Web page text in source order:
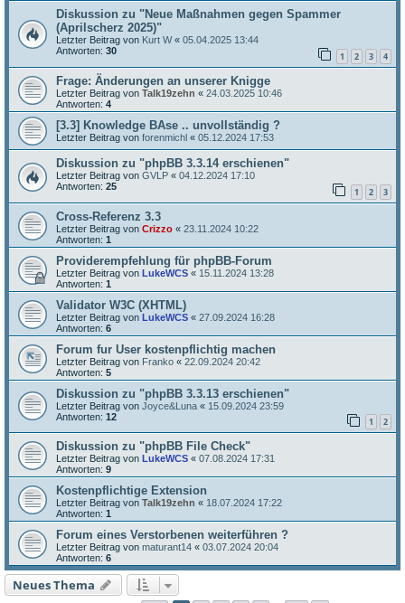
Diskussion zu "Neue Maßnahmen gegen Spammer
(Aprilscherz 2025)"
Letzter Beitrag von Kurt W« 05.04.2025 13:44
Antworten: 30 1 2 3 4
Frage: Änderungen an unserer Knigge
Letzter Beitrag von Talk19zehn « 24.03.2025 10:46
Antworten: 4
[3.3] Knowledge BAse .. unvollständig ?
Letzter Beitrag von forenmichl « 05.12.2024 17:53
Diskussion zu "phpBB 3.3.14 erschienen"
Letzter Beitrag von GVLP « 04.12.2024 17:10
Antworten: 25 1 2 3
Cross-Referenz 3.3
Letzter Beitrag von Crizzo « 23.11.2024 10:22
Antworten: 1
Providerempfehlung für phpBB-Forum
Letzter Beitrag von LukeWCS « 15.11.2024 13:28
Antworten: 1
Validator W3C (XHTML)
Letzter Beitrag von LukeWCS « 27.09.2024 16:28
Antworten: 6
Forum fur User kostenpflichtig machen
Letzter Beitrag von Franko « 22.09.2024 20:42
Antworten: 5
Diskussion zu "phpBB 3.3.13 erschienen"
Letzter Beitrag von Joyce&Luna « 15.09.2024 23:59
Antworten: 12 1 2
Diskussion zu "phpBB File Check"
Letzter Beitrag von LukeWCS « 07.08.2024 17:31
Antworten: 9
Kostenpflichtige Extension
Letzter Beitrag von Talk19zehn « 18.07.2024 17:22
Antworten: 1
Forum eines Verstorbenen weiterführen ?
Letzter Beitrag von maturant14 « 03.07.2024 20:04
Antworten: 6
Neues Thema